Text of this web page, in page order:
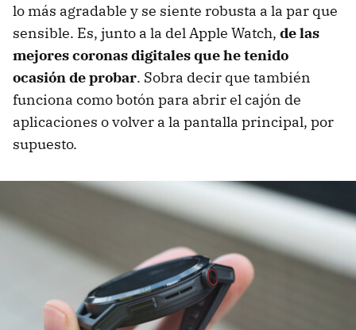
lo más agradable y se siente robusta a la par que
sensible. Es, junto a la del Apple Watch, de las
mejores coronas digitales que he tenido
ocasión de probar. Sobra decir que también
funciona como botón para abrir el cajón de
aplicaciones o volver a la pantalla principal, por
supuesto.